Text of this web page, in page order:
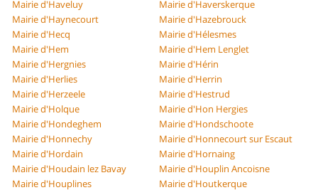
Mairie d'Haveluy
Mairie d'Haverskerque
Mairie d'Haynecourt
Mairie d'Hazebrouck
Mairie d'Hecq
Mairie d'Hélesmes
Mairie d'Hem
Mairie d'Hem Lenglet
Mairie d'Hergnies
Mairie d'Hérin
Mairie d'Herlies
Mairie d'Herrin
Mairie d'Herzeele
Mairie d'Hestrud
Mairie d'Holque
Mairie d'Hon Hergies
Mairie d'Hondeghem
Mairie d'Hondschoote
Mairie d'Honnechy
Mairie d'Honnecourt sur Escaut
Mairie d'Hordain
Mairie d'Hornaing
Mairie d'Houdain lez Bavay
Mairie d'Houplin Ancoisne
Mairie d'Houplines
Mairie d'Houtkerque